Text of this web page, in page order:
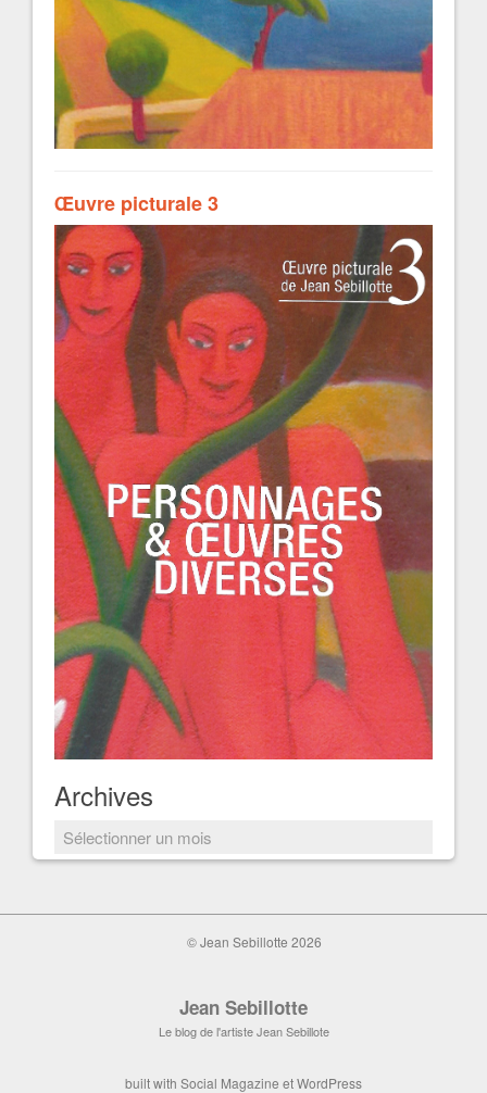
Œuvre picturale 3
Archives
Archives
© Jean Sebillotte 2026
Jean Sebillotte
Le blog de l'artiste Jean Sebillote
built with Social Magazine etWordPress